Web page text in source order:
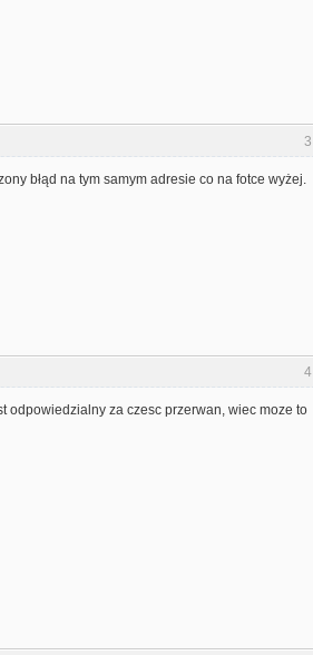
3
błąd na tym samym adresie co na fotce wyżej.
4
odpowiedzialny za czesc przerwan, wiec moze to